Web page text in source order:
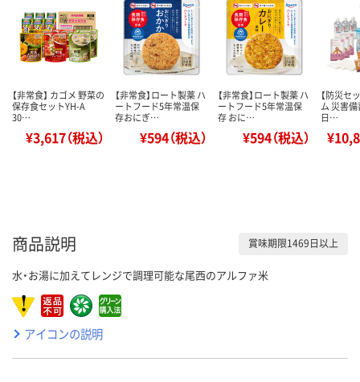
【非常食】 カゴメ 野菜の
保存食セットYH-A
30…
¥3,617（税込）
【非常食】ロート製薬 ハ
ートフード5年常温保
存おにぎ…
¥594（税込）
【非常食】ロート製薬 ハ
ートフード5年常温保
存 おに…
¥594（税込）
【防災セ
ム 災害備
日…
商品説明 賞味期限1469日以上
水・お湯に加えてレンジで調理可能な尾西のアルファ米
アイコンの説明